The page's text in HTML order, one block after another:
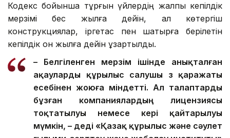
Кодекс бойынша тұрғын үйлердің жалпы кепілдік
мерзімі бес жылға дейін, ал көтергіш
конструкциялар, іргетас пен шатырға берілетін
кепілдік он жылға дейін ұзартылды.
– Белгіленген мерзім ішінде анықталған
ақауларды құрылыс салушы өз қаражаты
есебінен жоюға міндетті. Ал талаптарды
бұзған компаниялардың лицензиясы
тоқтатылуы немесе кері қайтарылуы
мүмкін, – деді «Қазақ құрылыс және сәулет